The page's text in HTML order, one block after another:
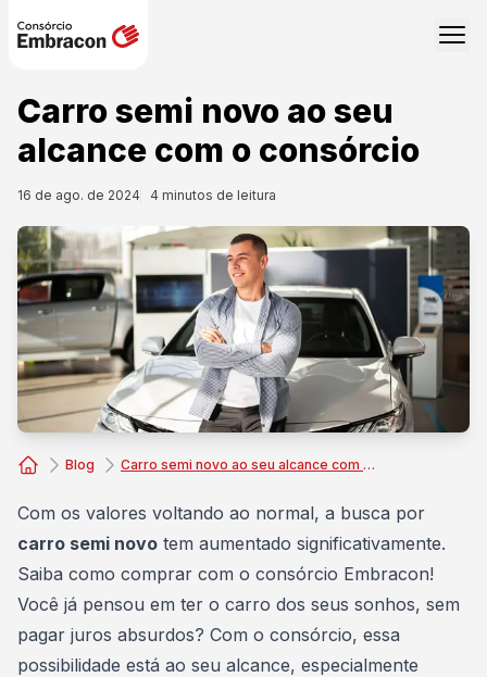
Carro semi novo ao seu
alcance com o consórcio
16 de ago. de 2024 4 minutos de leitura
Blog Carro semi novo ao seu alcance com o consórcio
Com os valores voltando ao normal, a busca por
carro semi novo tem aumentado significativamente.
Saiba como comprar com o consórcio Embracon!
Você já pensou em ter o carro dos seus sonhos, sem
pagar juros absurdos? Com o consórcio, essa
possibilidade está ao seu alcance, especialmente